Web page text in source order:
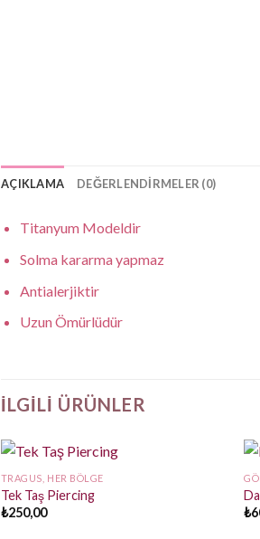
AÇIKLAMA DEĞERLENDIRMELER (0)
Titanyum Modeldir
Solma kararma yapmaz
Antialerjiktir
Uzun Ömürlüdür
İLGILI ÜRÜNLER
TRAGUS, HER BÖLGE
Tek Taş Piercing
₺250,00
₺